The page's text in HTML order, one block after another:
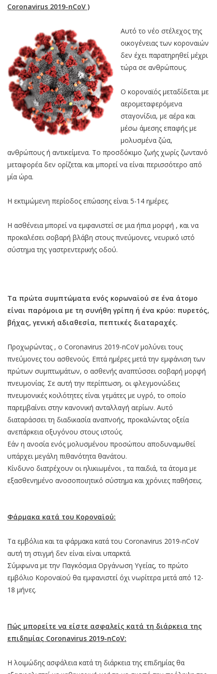
Coronavirus 2019-nCoV )
Αυτό το νέο στέλεχος της
οικογένειας των κοροναιών
δεν έχει παρατηρηθεί μέχρι
τώρα σε ανθρώπους.
Ο κοροναϊός μεταδίδεται με
αερομεταφερόμενα
σταγονίδια, με αέρα και
μέσω άμεσης επαφής με
μολυσμένα ζώα,
ανθρώπους ή αντικείμενα. Το προσδόκιμο ζωής χωρίς ζωντανό
μεταφορέα δεν ορίζεται και μπορεί να είναι περισσότερο από
μία ώρα.
Η εκτιμώμενη περίοδος επώασης είναι 5-14 ημέρες.
Η ασθένεια μπορεί να εμφανιστεί σε μια ήπια μορφή , και να
προκαλέσει σοβαρή βλάβη στους πνεύμονες, νευρικό ιστό
σύστημα της γαστρεντερικής οδού.
Τα πρώτα συμπτώματα ενός κορωναϊού σε ένα άτομο
είναι παρόμοια με τη συνήθη γρίπη ή ένα κρύο: πυρετός,
βήχας, γενική αδιαθεσία, πεπτικές διαταραχές.
Προχωρώντας , ο Coronavirus 2019-nCoV μολύνει τους
πνεύμονες του ασθενούς. Επτά ημέρες μετά την εμφάνιση των
πρώτων συμπτωμάτων, ο ασθενής αναπτύσσει σοβαρή μορφή
πνευμονίας. Σε αυτή την περίπτωση, οι φλεγμονώδεις
πνευμονικές κοιλότητες είναι γεμάτες με υγρό, το οποίο
παρεμβαίνει στην κανονική ανταλλαγή αερίων. Αυτό
διαταράσσει τη διαδικασία αναπνοής, προκαλώντας οξεία
ανεπάρκεια οξυγόνου στους ιστούς.
Εάν η ανοσία ενός μολυσμένου προσώπου αποδυναμωθεί
υπάρχει μεγάλη πιθανότητα θανάτου.
Κίνδυνο διατρέχουν οι ηλικιωμένοι , τα παιδιά, τα άτομα με
εξασθενημένο ανοσοποιητικό σύστημα και χρόνιες παθήσεις.
Φάρμακα κατά του Κοροναϊού:
Τα εμβόλια και τα φάρμακα κατά του Coronavirus 2019-nCoV
αυτή τη στιγμή δεν είναι είναι υπαρκτά.
Σύμφωνα με την Παγκόσμια Οργάνωση Υγείας, το πρώτο
εμβόλιο Kοροναϊού θα εμφανιστεί όχι νωρίτερα μετά από 12-
18 μήνες.
Πώς μπορείτε να είστε ασφαλείς κατά τη διάρκεια της
επιδημίας Coronavirus 2019-nCoV:
Η λοιμώδης ασφάλεια κατά τη διάρκεια της επιδημίας θα